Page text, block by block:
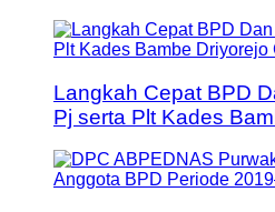
Langkah Cepat BPD
Pj serta Plt Kades